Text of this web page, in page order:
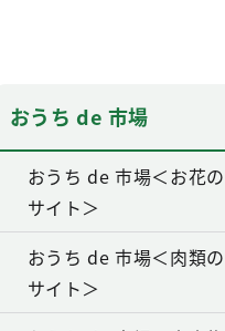
おうち de 市場
おうち de 市場＜お花の
サイト＞
おうち de 市場＜肉類の
サイト＞